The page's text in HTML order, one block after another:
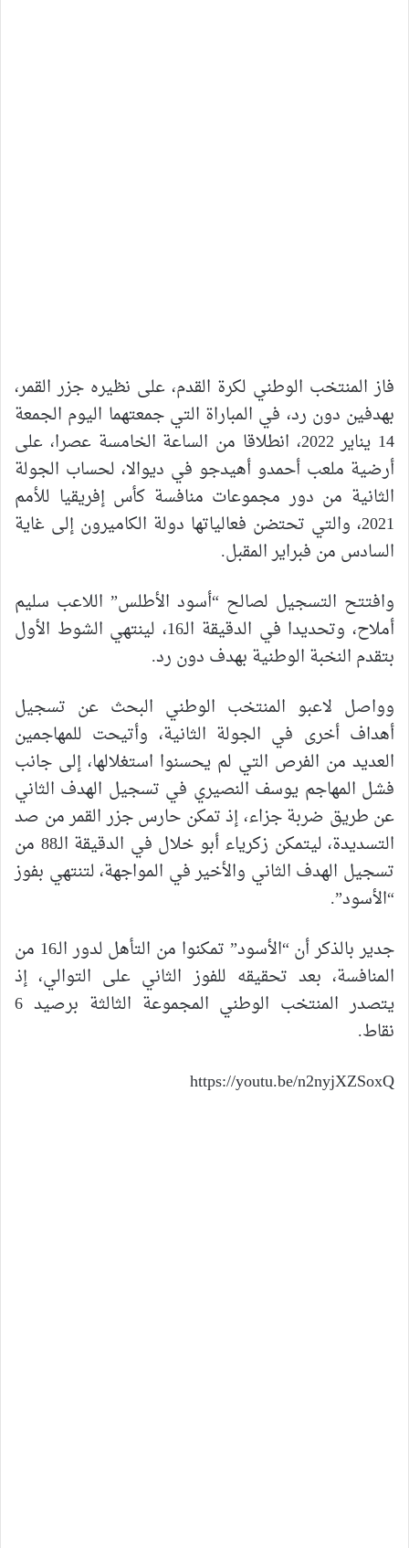
فاز المنتخب الوطني لكرة القدم، على نظيره جزر القمر،
بهدفين دون رد، في المباراة التي جمعتهما اليوم الجمعة
14 يناير 2022، انطلاقا من الساعة الخامسة عصرا، على
أرضية ملعب أحمدو أهيدجو في ديوالا، لحساب الجولة
الثانية من دور مجموعات منافسة كأس إفريقيا للأمم
2021، والتي تحتضن فعالياتها دولة الكاميرون إلى غاية
السادس من فبراير المقبل.
وافتتح التسجيل لصالح “أسود الأطلس” اللاعب سليم
أملاح، وتحديدا في الدقيقة الـ16، لينتهي الشوط الأول
بتقدم النخبة الوطنية بهدف دون رد.
وواصل لاعبو المنتخب الوطني البحث عن تسجيل
أهداف أخرى في الجولة الثانية، وأتيحت للمهاجمين
العديد من الفرص التي لم يحسنوا استغلالها، إلى جانب
فشل المهاجم يوسف النصيري في تسجيل الهدف الثاني
عن طريق ضربة جزاء، إذ تمكن حارس جزر القمر من صد
التسديدة، ليتمكن زكرياء أبو خلال في الدقيقة الـ88 من
تسجيل الهدف الثاني والأخير في المواجهة، لتنتهي بفوز
“الأسود”.
جدير بالذكر أن “الأسود” تمكنوا من التأهل لدور الـ16 من
المنافسة، بعد تحقيقه للفوز الثاني على التوالي، إذ
يتصدر المنتخب الوطني المجموعة الثالثة برصيد 6
نقاط.
https://youtu.be/n2nyjXZSoxQ